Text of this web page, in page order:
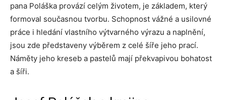
pana Poláška provází celým životem, je základem, který
formoval současnou tvorbu. Schopnost vážné a usilovné
práce i hledání vlastního výtvarného výrazu a naplnění,
jsou zde představeny výběrem z celé šíře jeho prací.
Náměty jeho kreseb a pastelů mají překvapivou bohatost
a šíři.